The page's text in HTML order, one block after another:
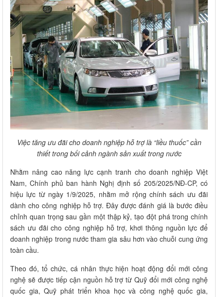
Việc tăng ưu đãi cho doanh nghiệp hỗ trợ là “liều thuốc” cần
thiết trong bối cảnh ngành sản xuất trong nước
Nhằm nâng cao năng lực cạnh tranh cho doanh nghiệp Việt
Nam, Chính phủ ban hành Nghị định số 205/2025/NĐ-CP, có
hiệu lực từ ngày 1/9/2025, nhằm mở rộng chính sách ưu đãi
dành cho công nghiệp hỗ trợ. Đây được đánh giá là bước điều
chỉnh quan trọng sau gần một thập kỷ, tạo đột phá trong chính
sách ưu đãi cho công nghiệp hỗ trợ, khơi thông nguồn lực để
doanh nghiệp trong nước tham gia sâu hơn vào chuỗi cung ứng
toàn cầu.
Theo đó, tổ chức, cá nhân thực hiện hoạt động đổi mới công
nghệ sẽ được tiếp cận nguồn hỗ trợ từ Quỹ đổi mới công nghệ
quốc gia, Quỹ phát triển khoa học và công nghệ quốc gia,